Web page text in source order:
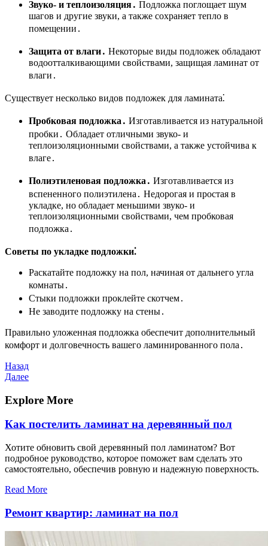
Звуко- и теплоизоляция․ Подложка поглощает шум
шагов и другие звуки, а также сохраняет тепло в
помещении․
Защита от влаги․ Некоторые виды подложек обладают
водоотталкивающими свойствами, защищая ламинат от
влаги․
Существует несколько видов подложек для ламината⁚
Пробковая подложка․ Изготавливается из натуральной
пробки․ Обладает отличными звуко- и
теплоизоляционными свойствами, а также устойчива к
влаге․
Полиэтиленовая подложка․ Изготавливается из
вспененного полиэтилена․ Недорогая и простая в
укладке, но обладает меньшими звуко- и
теплоизоляционными свойствами, чем пробковая
подложка․
Советы по укладке подложки⁚
Раскатайте подложку на пол, начиная от дальнего угла
комнаты․
Стыки подложки проклейте скотчем․
Не заводите подложку на стены․
Правильно уложенная подложка обеспечит дополнительный
комфорт и долговечность вашего ламинированного пола․
Навигация
по
записям
Предыдущая
запись
Назад
Следующая
Далее
Explore More
Как постелить ламинат на деревянный пол
Хотите обновить свой деревянный пол ламинатом? Вот
подробное руководство, которое поможет вам сделать это
самостоятельно, обеспечив ровную и надежную поверхность.
Read More
Ремонт квартир: ламинат на пол